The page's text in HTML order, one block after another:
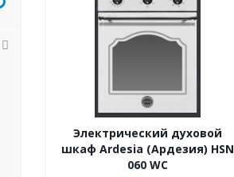
Электрический духовой
шкаф Ardesia (Ардезия) HSN
060 WC